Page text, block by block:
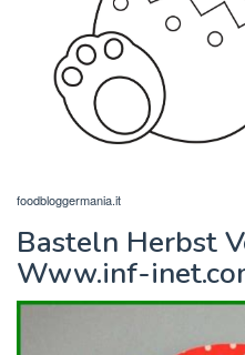
foodbloggermania.it
Basteln Herbst
Www.inf-